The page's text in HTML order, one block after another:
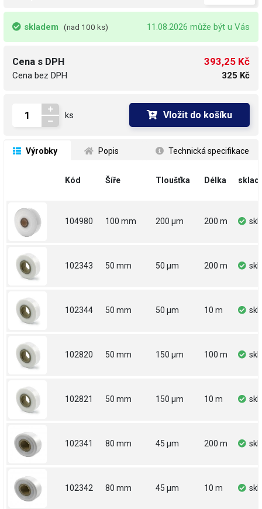
skladem (nad 100 ks) 11.08.2026 může být u Vás
Cena s DPH
Cena bez DPH
393,25 Kč
325 Kč
ks Vložit do košíku
Výrobky Popis Technická specifikace
Kód Šíře Tloušťka Délka sklad
104980 100 mm 200 µm 200 m
102343 50 mm 50 µm 200 m
102344 50 mm 50 µm 10 m
102820 50 mm 150 µm 100 m
102821 50 mm 150 µm 10 m
102341 80 mm 45 µm 200 m
102342 80 mm 45 µm 10 m